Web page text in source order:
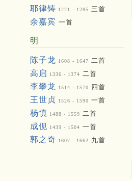
耶律铸 1221 - 1285 三首
余嘉宾 一首
明
陈子龙 1608 - 1647 二首
高启 1336 - 1374 二首
李攀龙 1514 - 1570 四首
王世贞 1526 - 1590 一首
杨慎 1488 - 1559 二首
成伣 1439 - 1504 一首
郭之奇 1607 - 1662 九首